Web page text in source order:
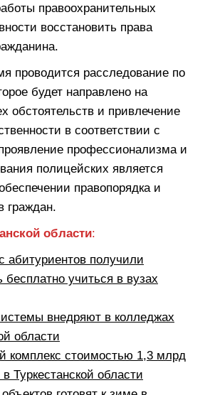
правоохранительных
восстановить права
проводится расследование по
будет направлено на
обстоятельств и привлечение
в соответствии с
профессионализма и
полицейских является
правопорядка и
граждан.
области:
абитуриентов получили
бесплатно учиться в вузах
внедряют в колледжах
области
комплекс стоимостью 1,3 млрд
в Туркестанской области